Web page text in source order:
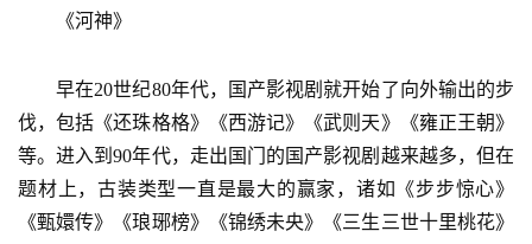
《河神》
早在20世纪80年代，国产影视剧就开始了向外输出的步
伐，包括《还珠格格》《西游记》《武则天》《雍正王朝》
等。进入到90年代，走出国门的国产影视剧越来越多，但在
题材上，古装类型一直是最大的赢家，诸如《步步惊心》
《甄嬛传》《琅琊榜》《锦绣未央》《三生三世十里桃花》